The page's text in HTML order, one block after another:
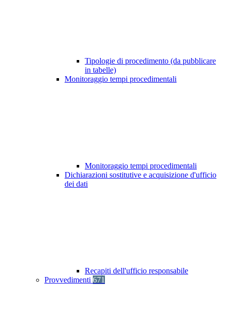
Tipologie di procedimento (da pubblicare
in tabelle)
Monitoraggio tempi procedimentali
Monitoraggio tempi procedimentali
Dichiarazioni sostitutive e acquisizione d'ufficio
dei dati
Recapiti dell'ufficio responsabile
Provvedimenti 671